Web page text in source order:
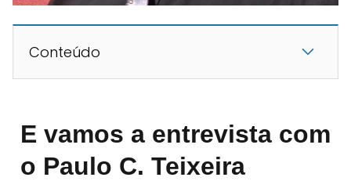
Conteúdo
E vamos a entrevista com
o Paulo C. Teixeira